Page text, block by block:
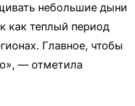
небольшие дыни
как теплый период
Главное, чтобы
— отметила